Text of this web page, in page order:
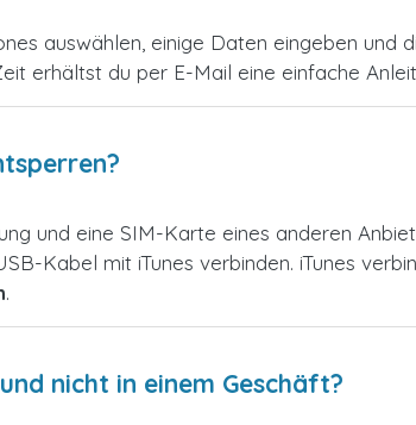
auswählen, einige Daten eingeben
erhältst du per E-Mail eine einfache
und eine SIM-Karte eines anderen
Kabel mit iTunes verbinden. iTunes
.
nicht in einem Geschäft?